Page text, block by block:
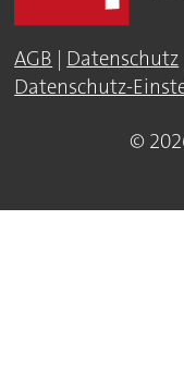
AGB | Datenschutz
Datenschutz-
©